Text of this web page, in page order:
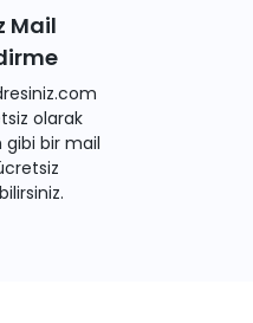
Mail
olarak
bir mail